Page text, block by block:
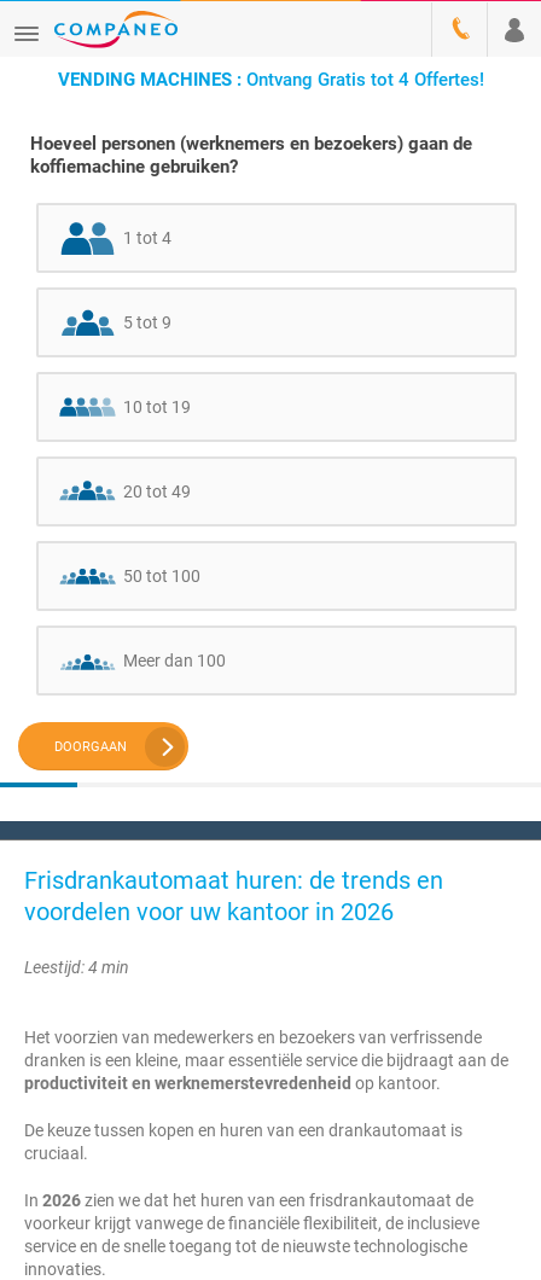
VENDING MACHINES :Ontvang Gratis tot 4 Offertes!
Hoeveel personen (werknemers en bezoekers) gaan de
koffiemachine gebruiken?
1 tot 4
5 tot 9
10 tot 19
20 tot 49
50 tot 100
Meer dan 100
DOORGAAN
Frisdrankautomaat huren: de trends en
voordelen voor uw kantoor in 2026
Leestijd: 4 min
Het voorzien van medewerkers en bezoekers van verfrissende
dranken is een kleine, maar essentiële service die bijdraagt aan de
productiviteit en werknemerstevredenheid op kantoor.
De keuze tussen kopen en huren van een drankautomaat is
cruciaal.
In 2026zien we dat het huren van een frisdrankautomaat de
voorkeur krijgt vanwege de financiële flexibiliteit, de inclusieve
service en de snelle toegang tot de nieuwste technologische
innovaties.